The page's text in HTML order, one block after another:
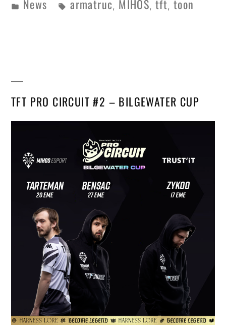
News
armatruc, MIHOS,tft,toon
TFT PRO CIRCUIT #2 – BILGEWATER CUP